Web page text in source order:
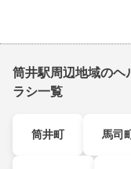
筒井駅周辺地域のヘ
ラシ一覧
筒井町 馬司